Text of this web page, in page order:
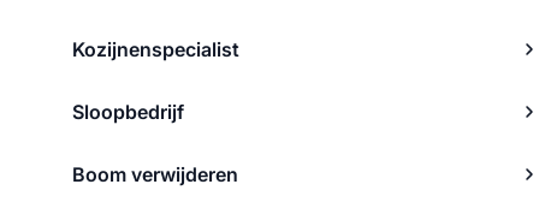
Kozijnenspecialist
Sloopbedrijf
Boom verwijderen